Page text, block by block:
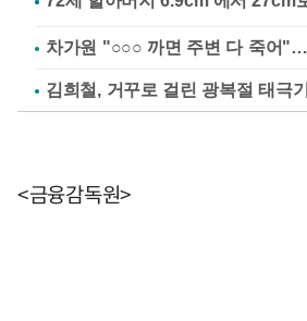
차가원 "○○○ 까면 주변 다 죽어
<금융감독원>